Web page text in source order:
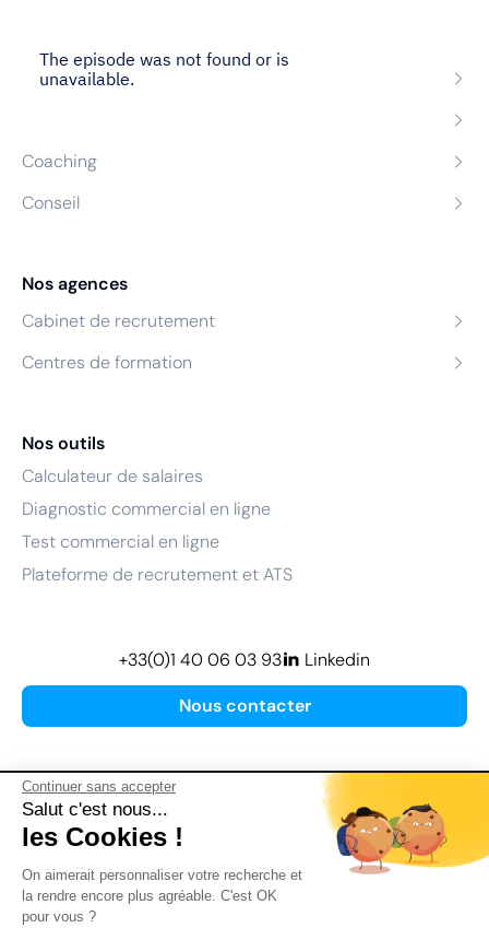
Continuer sans accepter
Salut c'est nous...
les Cookies !
On aimerait personnaliser votre recherche et
la rendre encore plus agréable. C'est OK
pour vous ?
Recrutement
Coaching
Conseil
Nos agences
Cabinet de recrutement
Centres de formation
Nos outils
Calculateur de salaires
Diagnostic commercial en ligne
Test commercial en ligne
Plateforme de recrutement et ATS
Nous contacter
+33(0)1 40 06 03 93 Linkedin
Plan de site
Mentions légales